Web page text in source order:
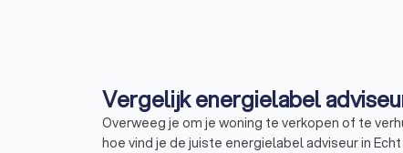
Vergelijk energielabel
Overweeg je om je woning te verkopen of te
hoe vind je de juiste energielabel adviseur in